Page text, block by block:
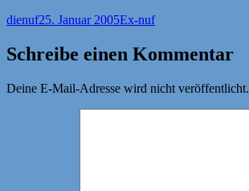
Autor
dienufVeröffentlicht
25. Januar 2005Kategorien
Ex-nuf
Schreibe einen Kommentar
Deine E-Mail-Adresse wird nicht veröffentlicht.